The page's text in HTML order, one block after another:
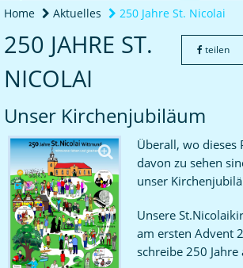
Home Aktuelles 250 Jahre St. Nicolai
250 JAHRE ST.
NICOLAI
teilen
Unser Kirchenjubiläum
Überall, wo dieses
davon zu sehen
unser
Unsere
am ersten Advent
schreibe 250 Jahre